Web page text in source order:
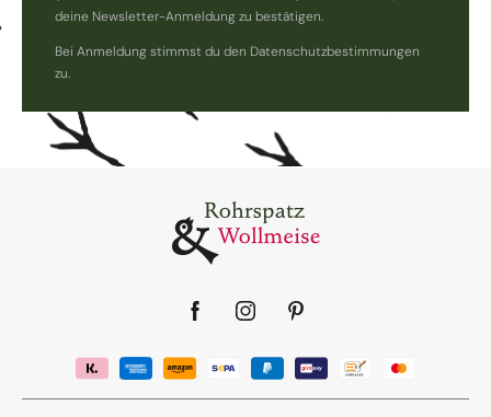
deine Newsletter-Anmeldung zu bestätigen.
Bei Anmeldung stimmst du den Datenschutzbestimmungen
zu.
Facebook
InstagramPinterest